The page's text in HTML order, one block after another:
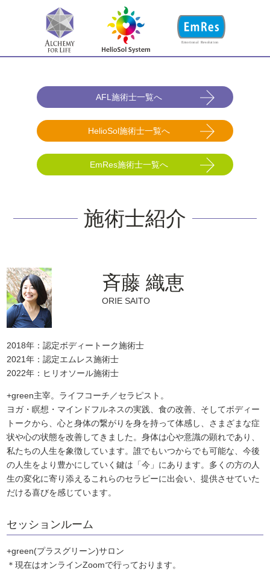
AFL施術士一覧へ
HelioSol施術士一覧へ
EmRes施術士一覧へ
施術士紹介
斉藤 織恵
ORIE SAITO
2018年：認定ボディートーク施術士
2021年：認定エムレス施術士
2022年：ヒリオソール施術士
+green主宰。ライフコーチ／セラピスト。
ヨガ・瞑想・マインドフルネスの実践、食の改善、そしてボディー
トークから、心と身体の繋がりを身を持って体感し、さまざまな症
状や心の状態を改善してきました。身体は心や意識の顕れであり、
私たちの人生を象徴しています。誰でもいつからでも可能な、今後
の人生をより豊かにしていく鍵は「今」にあります。多くの方の人
生の変化に寄り添えるこれらのセラピーに出会い、提供させていた
だける喜びを感じています。
セッションルーム
+green(プラスグリーン)サロン
＊現在はオンラインZoomで行っております。